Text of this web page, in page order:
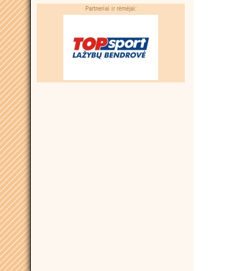
Partneriai ir rėmėjai: